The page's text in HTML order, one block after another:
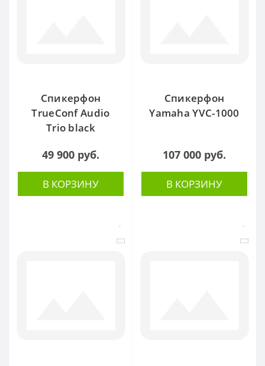
Спикерфон
TrueConf Audio
Trio black
49 900 руб.
В КОРЗИНУ
Спикерфон
Yamaha YVC-1000
107 000 руб.
В КОРЗИНУ